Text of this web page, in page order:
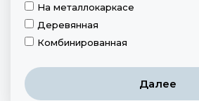
На металлокаркасе
Деревянная
Комбинированная
Далее